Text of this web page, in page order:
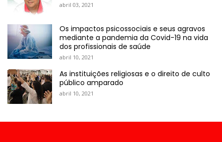
abril 03, 2021
Os impactos psicossociais e seus agravos
mediante a pandemia da Covid-19 na vida
dos profissionais de saúde
abril 10, 2021
As instituições religiosas e o direito de culto
público amparado
abril 10, 2021